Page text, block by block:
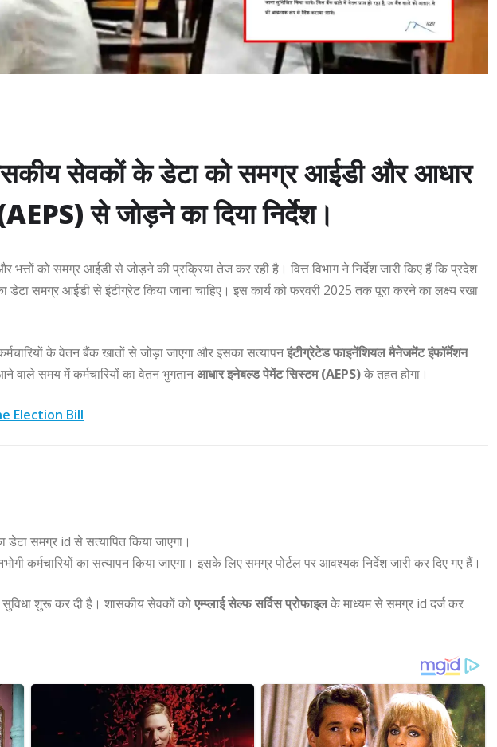
सेवकों के डेटा को समग्र आईडी और आधार
से जोड़ने का दिया निर्देश।
को समग्र आईडी से जोड़ने की प्रक्रिया तेज कर रही है। वित्त विभाग ने निर्देश जारी किए हैं कि प्रदेश
डेटा समग्र आईडी से इंटीग्रेट किया जाना चाहिए। इस कार्य को फरवरी 2025 तक पूरा करने का लक्ष्य रखा
के वेतन बैंक खातों से जोड़ा जाएगा और इसका सत्यापनइंटीग्रेटेड फाइनेंशियल मैनेजमेंट इंफॉर्मेशन
वाले समय में कर्मचारियों का वेतन भुगतानआधार इनेबल्ड पेमेंट सिस्टम (AEPS)के तहत होगा।
Election Bill
डेटा समग्र id से सत्यापित किया जाएगा।
कर्मचारियों का सत्यापन किया जाएगा। इसके लिए समग्र पोर्टल पर आवश्यक निर्देश जारी कर दिए गए हैं।
सुविधा शुरू कर दी है। शासकीय सेवकों कोएम्प्लाई सेल्फ सर्विस प्रोफाइलके माध्यम से समग्र id दर्ज कर